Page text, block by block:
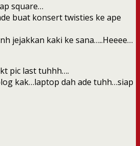
square…
buat konsert twisties ke ape
jejakkan kaki ke sana…..Heeee…
pic last tuhhh….
kak…laptop dah ade tuhh…siap